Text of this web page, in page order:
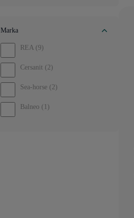
Kabiny prysznicowe 120x120 cm (0)
Marka
REA (9)
Cersanit (2)
Sea-horse (2)
Balneo (1)